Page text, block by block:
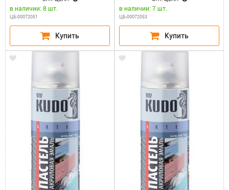
в наличии: 8 шт.
ЦБ-00072051
в наличии: 7 шт.
ЦБ-00072053